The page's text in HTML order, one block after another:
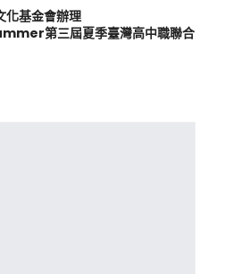
化基金會辦理
第三屆夏季臺灣高中職聯合